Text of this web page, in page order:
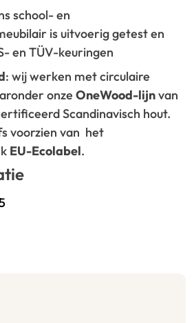
school- en
is uitvoerig getest en
en TÜV-keuringen
: wij werken met circulaire
onzeOneWood-lijnvan
Scandinavisch hout.
voorzien van het
EU-Ecolabel.